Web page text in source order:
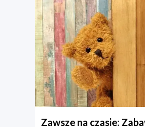
Zawsze na czasie: